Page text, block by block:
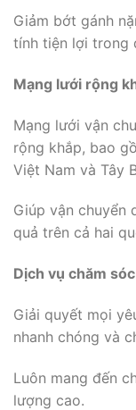
Giảm bớt gánh
tính tiện lợi trong
Mạng lưới rộng
Mạng lưới vận
rộng khắp, bao
Việt Nam và Tây
Giúp vận chuyển
quả trên cả hai
Dịch vụ chăm
Giải quyết mọi
nhanh chóng và
Luôn mang đến
lượng cao.